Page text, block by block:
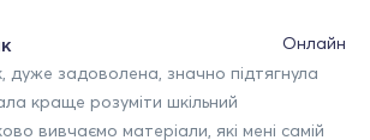
Онлайн
дуже задоволена, значно підтягнула
краще розуміти шкільний
вивчаємо матеріали, які мені самій